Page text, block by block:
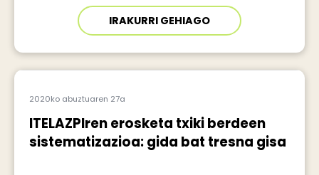
IRAKURRI GEHIAGO
2020ko abuztuaren 27a
ITELAZPIren erosketa txiki berdeen
sistematizazioa: gida bat tresna gisa